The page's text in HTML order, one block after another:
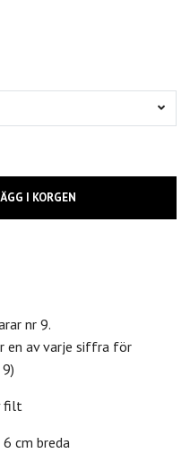
I KORGEN
nr 9.
en av varje siffra för
filt
cm breda